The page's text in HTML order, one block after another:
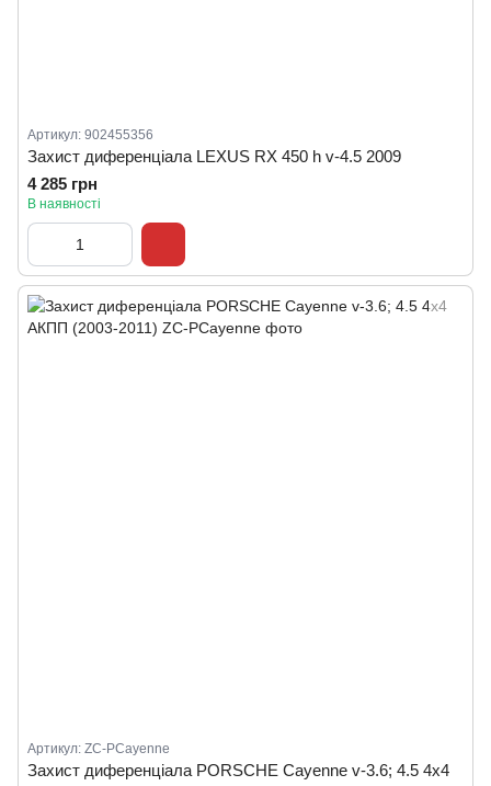
Артикул: 902455356
Захист диференціала LEXUS RX 450 h v-4.5 2009
4 285 грн
В наявності
Артикул: ZC-PCayenne
Захист диференціала PORSCHE Cayenne v-3.6; 4.5 4x4